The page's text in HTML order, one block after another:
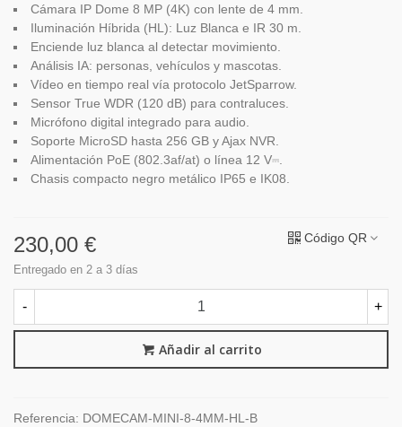
Cámara IP Dome 8 MP (4K) con lente de 4 mm.
Iluminación Híbrida (HL): Luz Blanca e IR 30 m.
Enciende luz blanca al detectar movimiento.
Análisis IA: personas, vehículos y mascotas.
Vídeo en tiempo real vía protocolo JetSparrow.
Sensor True WDR (120 dB) para contraluces.
Micrófono digital integrado para audio.
Soporte MicroSD hasta 256 GB y Ajax NVR.
Alimentación PoE (802.3af/at) o línea 12 V⎓.
Chasis compacto negro metálico IP65 e IK08.
230,00 €
Entregado en 2 a 3 días
Código QR
- +
Añadir al carrito
Referencia: DOMECAM-MINI-8-4MM-HL-B